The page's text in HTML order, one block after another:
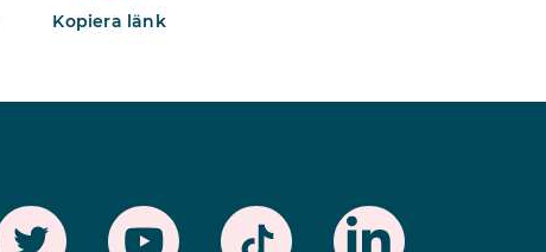
Kopiera länk